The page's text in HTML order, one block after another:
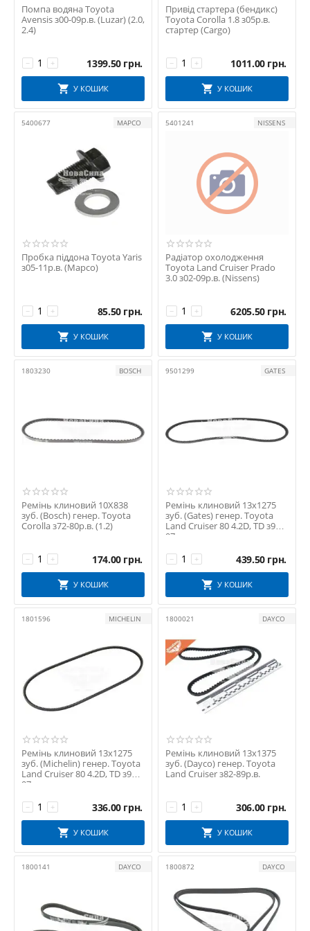
Schaeffler INA
SKF
STARLINE
THERMOTEC
TOYOTA
TRICLO
VICTOR REINZ
Помпа водяна Toyota
Avensis з00-09р.в. (Luzar) (2.0,
2.4)
+
− 1399.50 грн.
У КОШИК
Привід стартера (бендикс)
Toyota Corolla 1.8 з05р.в.
стартер (Cargo)
+
− 1011.00 грн.
У КОШИК
5400677 MAPCO
Пробка піддона Toyota Yaris
з05-11р.в. (Mapco)
+
− 85.50 грн.
У КОШИК
5401241 NISSENS
Радіатор охолодження
Toyota Land Cruiser Prado
3.0 з02-09р.в. (Nissens)
+
− 6205.50 грн.
У КОШИК
1803230 BOSCH
Ремінь клиновий 10X838
зуб. (Bosch) генер. Toyota
Corolla з72-80р.в. (1.2)
+
− 174.00 грн.
У КОШИК
9501299 GATES
Ремінь клиновий 13х1275
зуб. (Gates) генер. Toyota
Land Cruiser 80 4.2D, TD з90-
97р.в.
+
− 439.50 грн.
У КОШИК
1801596 MICHELIN
Ремінь клиновий 13х1275
зуб. (Michelin) генер. Toyota
Land Cruiser 80 4.2D, TD з90-
97р.в.
+
− 336.00 грн.
У КОШИК
1800021 DAYCO
Ремінь клиновий 13х1375
зуб. (Dayco) генер. Toyota
Land Cruiser з82-89р.в.
+
− 306.00 грн.
У КОШИК
1800141 DAYCO 1800872 DAYCO